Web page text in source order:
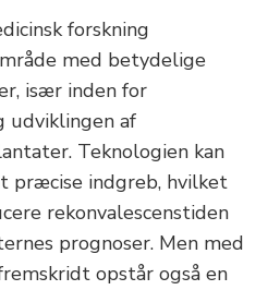
forskning
med betydelige
især inden for
udviklingen af
Teknologien kan
præcise indgreb, hvilket
rekonvalescenstiden
prognoser. Men med
opstår også en